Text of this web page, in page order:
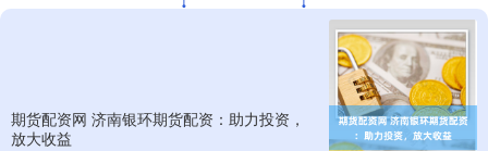
期货配资网 济南银环期货配资：助力投资，
放大收益